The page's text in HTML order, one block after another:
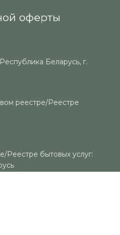
оферты
Беларусь, г.
реестре/Реестре
Реестре бытовых услуг: